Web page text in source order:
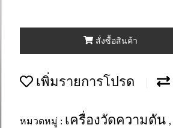
สั่งซื้อสินค้า
เพิ่มรายการโปรด
หมวดหมู่ : เครื่องวัดความดัน ,